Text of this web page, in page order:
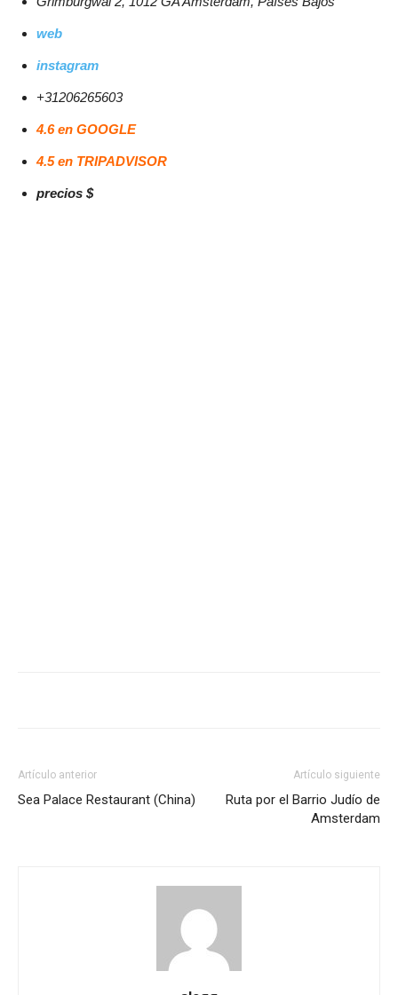
web
instagram
+31206265603
4.6 en GOOGLE
4.5 en TRIPADVISOR
precios $
Artículo anterior
Sea Palace Restaurant (China)
Artículo siguiente
Ruta por el Barrio Judío de
Amsterdam